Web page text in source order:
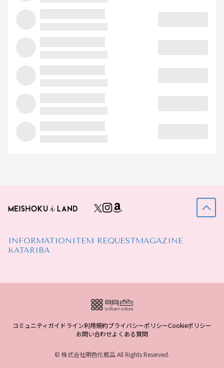
INFORMATION ITEM REQUESTMAGAZINE
KATARIBA
コミュニティガイドライン利用規約プライバシーポリシーCookieポリシー
お問い合わせよくある質問
© 株式会社明色化粧品 All Rights Reserved.